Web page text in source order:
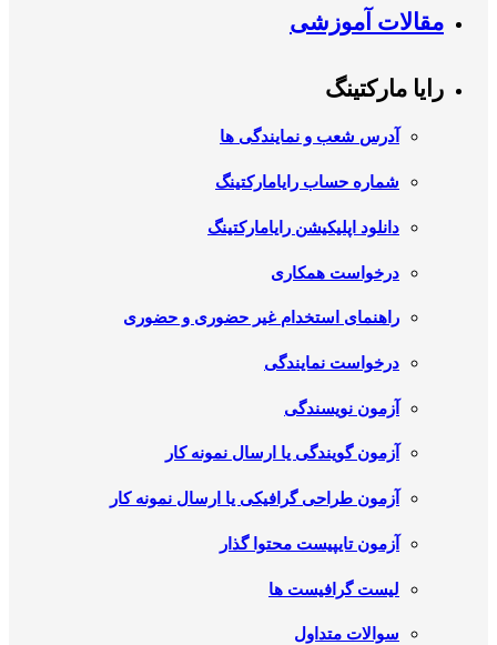
مقالات آموزشی
رایا مارکتینگ
آدرس شعب و نمایندگی ها
شماره حساب رایامارکتینگ
دانلود اپلیکیشن رایامارکتینگ
درخواست همکاری
راهنمای استخدام غیر حضوری و حضوری
درخواست نمایندگی
آزمون نویسندگی
آزمون گویندگی یا ارسال نمونه کار
آزمون طراحی گرافیکی یا ارسال نمونه کار
آزمون تایپیست محتوا گذار
لیست گرافیست ها
سوالات متداول